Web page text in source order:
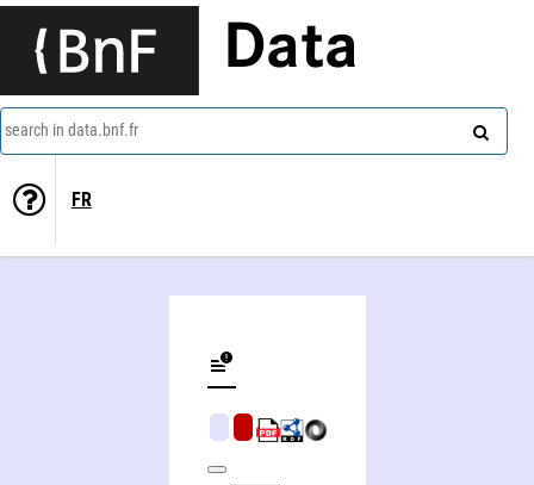
Data
search in data.bnf.fr
FR